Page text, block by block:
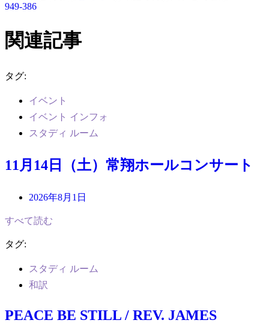
949-386
関連記事
タグ:
イベント
イベント インフォ
スタディ ルーム
11月14日（土）常翔ホールコンサート
2026年8月1日
すべて読む
タグ:
スタディ ルーム
和訳
PEACE BE STILL / REV. JAMES